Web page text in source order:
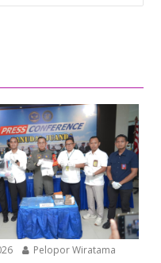
Pelopor Wiratama